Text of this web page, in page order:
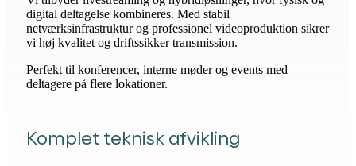
digital deltagelse kombineres. Med stabil
netværksinfrastruktur og professionel videoproduktion sikrer
vi høj kvalitet og driftssikker transmission.
Perfekt til konferencer, interne møder og events med
deltagere på flere lokationer.
Komplet teknisk afvikling